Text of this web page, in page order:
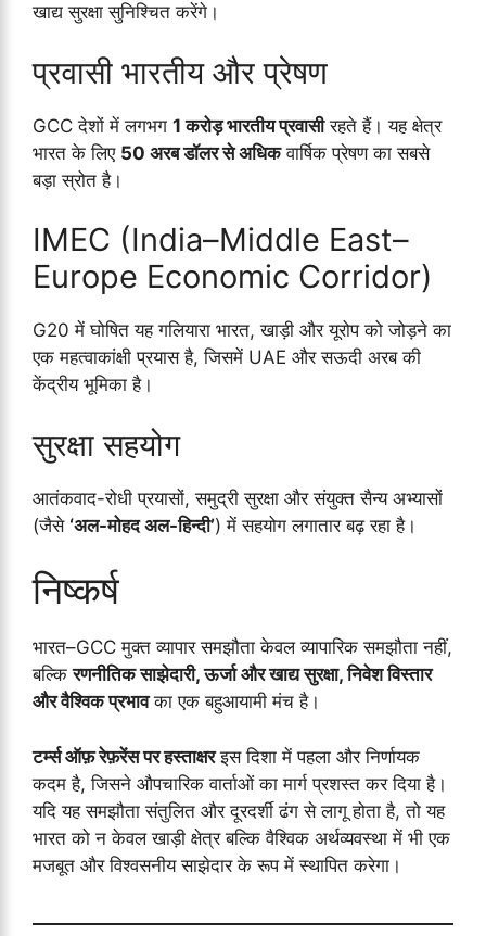
खाद्य सुरक्षा सुनिश्चित करेंगे।
प्रवासी भारतीय और प्रेषण
GCC देशों में लगभग 1 करोड़ भारतीय प्रवासीरहते हैं। यह क्षेत्र
भारत के लिए 50 अरब डॉलर से अधिकवार्षिक प्रेषण का सबसे
बड़ा स्रोत है।
IMEC (India–Middle East–
Europe Economic Corridor)
G20 में घोषित यह गलियारा भारत, खाड़ी और यूरोप को जोड़ने का
एक महत्वाकांक्षी प्रयास है, जिसमें UAE और सऊदी अरब की
केंद्रीय भूमिका है।
सुरक्षा सहयोग
आतंकवाद-रोधी प्रयासों, समुद्री सुरक्षा और संयुक्त सैन्य अभ्यासों
(जैसे ‘अल-मोहद अल-हिन्दी’) में सहयोग लगातार बढ़ रहा है।
निष्कर्ष
भारत–GCC मुक्त व्यापार समझौता केवल व्यापारिक समझौता नहीं,
बल्किरणनीतिक साझेदारी, ऊर्जा और खाद्य सुरक्षा, निवेश विस्तार
और वैश्विक प्रभावका एक बहुआयामी मंच है।
टर्म्स ऑफ़ रेफ़रेंस पर हस्ताक्षरइस दिशा में पहला और निर्णायक
कदम है, जिसने औपचारिक वार्ताओं का मार्ग प्रशस्त कर दिया है।
यदि यह समझौता संतुलित और दूरदर्शी ढंग से लागू होता है, तो यह
भारत को न केवल खाड़ी क्षेत्र बल्कि वैश्विक अर्थव्यवस्था में भी एक
मजबूत और विश्वसनीय साझेदार के रूप में स्थापित करेगा।